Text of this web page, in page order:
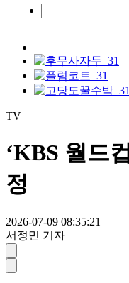
TV
‘KBS 월드
정
2026-07-09 08:35:21
서정민 기자